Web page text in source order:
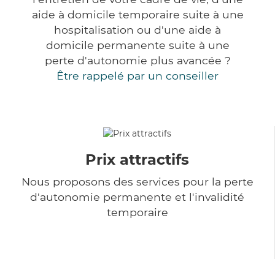
aide à domicile temporaire suite à une
hospitalisation ou d'une aide à
domicile permanente suite à une
perte d'autonomie plus avancée ?
Être rappelé par un conseiller
Prix attractifs
Nous proposons des services pour la perte
d'autonomie permanente et l'invalidité
temporaire